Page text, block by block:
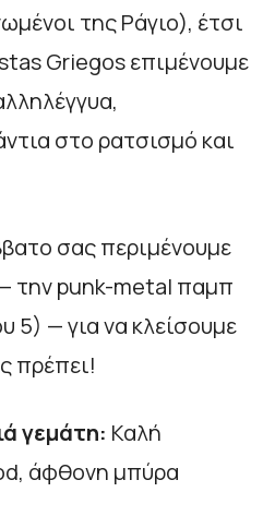
της Ράγιο), έτσι
Griegos επιμένουμε
στο ρατσισμό και
σας περιμένουμε
την punk-metal παμπ
5) — για να κλείσουμε
πρέπει!
γεμάτη: Καλή
άφθονη μπύρα